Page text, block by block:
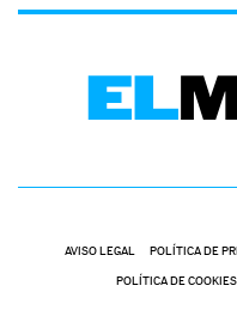
AVISO LEGAL POLÍTICA DE
POLÍTICA DE COOKIES